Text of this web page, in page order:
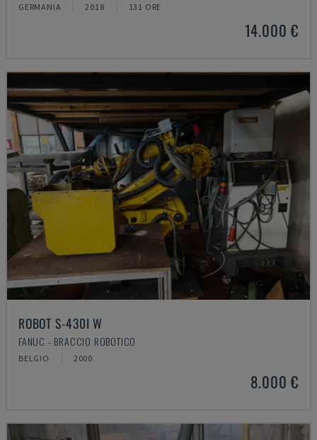
GERMANIA 2018 131 ORE
14.000 €
ROBOT S-430I W
FANUC - BRACCIO ROBOTICO
BELGIO 2000
8.000 €